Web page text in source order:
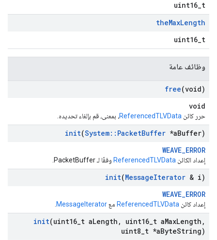
uint16_t
theMaxLength
uint16_t
وظائف عامة
free(void)
void
حرر كائن ReferencedTLVData، بمعنى، قم بإلغاء تحديده.
init(System:: PacketBuffer *aBuffer)
WEAVE_ERROR
إعداد الكائن ReferencedTLVData وفقًا لـ PacketBuffer.
init(MessageIterator & i)
WEAVE_ERROR
إعداد كائن ReferencedTLVData معMessageIterator
init(uint16 t aLength , uint16 t aMaxLength ,
uint8 t *aByteString)